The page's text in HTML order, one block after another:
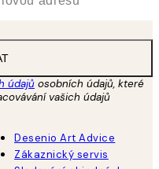
údajů osobních údajů, které
vašich údajů
Desenio Art Advice
Zákaznický servis